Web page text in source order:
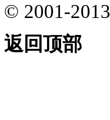
© 2001-2013
返回顶部